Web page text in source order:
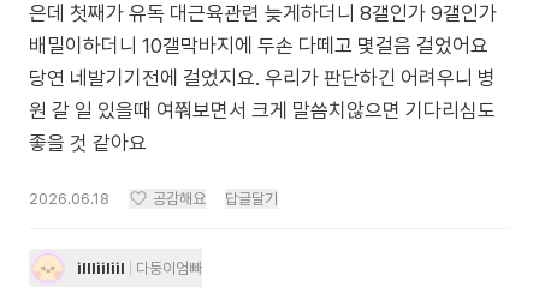
은데 첫째가 유독 대근육관련 늦게하더니 8갤인가 9갤인가
배밀이하더니 10갤막바지에 두손 다떼고 몇걸음 걸었어요
당연 네발기기전에 걸었지요. 우리가 판단하긴 어려우니 병
원 갈 일 있을때 여쭤보면서 크게 말씀치않으면 기다리심도
좋을 것 같아요
2026.06.18 공감해요 답글달기
illliiliil 다둥이엄빠